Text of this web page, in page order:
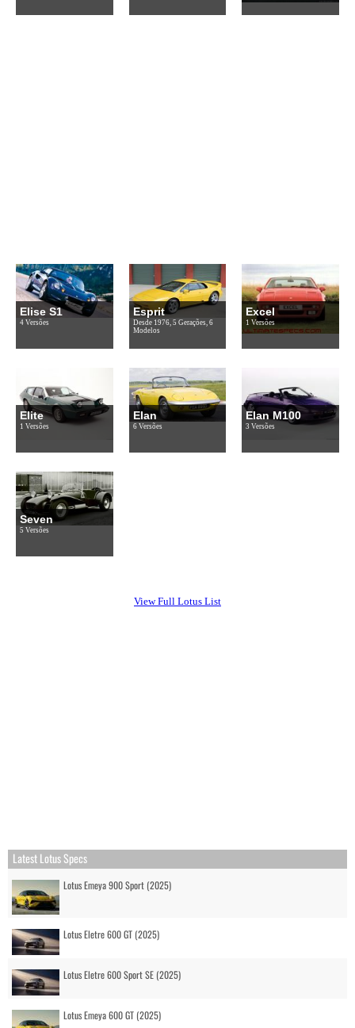
Elise S1
4 Versões
Esprit
Desde 1976, 5 Gerações, 6
Modelos
Excel
1 Versões
Elite
1 Versões
Elan
6 Versões
Elan M100
3 Versões
Seven
5 Versões
View Full Lotus List
Latest Lotus Specs
Lotus Emeya 900 Sport (2025)
Lotus Eletre 600 GT (2025)
Lotus Eletre 600 Sport SE (2025)
Lotus Emeya 600 GT (2025)